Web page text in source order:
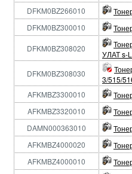
DFKM0BZ266010
DFKM0BZ300010
DFKM0BZ308020
УЛАТ s-
DFKM0BZ308030
3/515/
AFKMBZ3300010
AFKMBZ3320010
DAMN000363010
AFKMBZ4000020
AFKMBZ4000010